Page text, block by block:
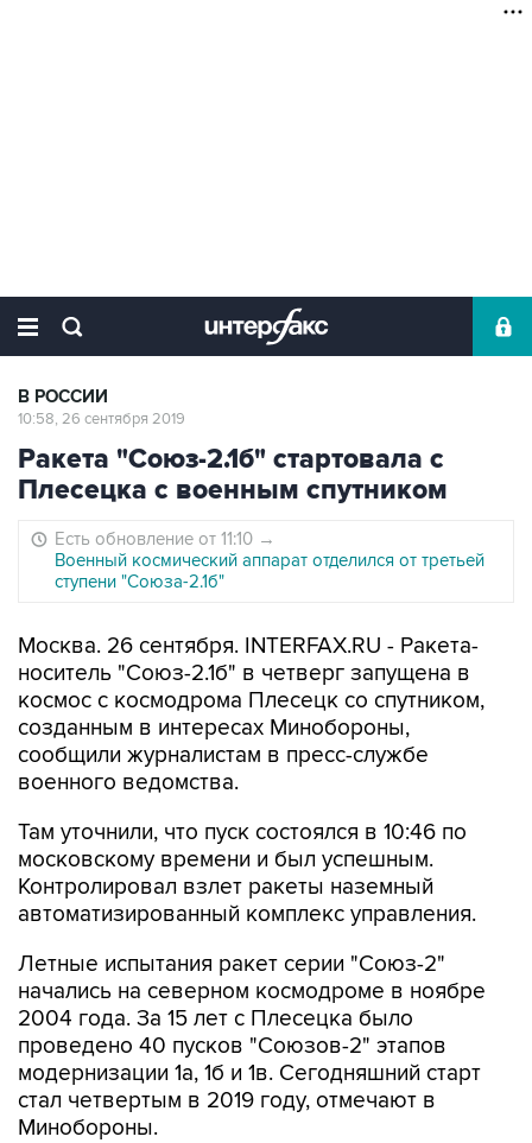
В РОССИИ
10:58, 26 сентября 2019
Ракета "Союз-2.1б" стартовала с
Плесецка с военным спутником
Есть обновление от 11:10 →
Военный космический аппарат отделился от третьей
ступени "Союза-2.1б"
Москва. 26 сентября. INTERFAX.RU - Ракета-
носитель "Союз-2.1б" в четверг запущена в
космос с космодрома Плесецк со спутником,
созданным в интересах Минобороны,
сообщили журналистам в пресс-службе
военного ведомства.
Там уточнили, что пуск состоялся в 10:46 по
московскому времени и был успешным.
Контролировал взлет ракеты наземный
автоматизированный комплекс управления.
Летные испытания ракет серии "Союз-2"
начались на северном космодроме в ноябре
2004 года. За 15 лет с Плесецка было
проведено 40 пусков "Союзов-2" этапов
модернизации 1а, 1б и 1в. Сегодняшний старт
стал четвертым в 2019 году, отмечают в
Минобороны.